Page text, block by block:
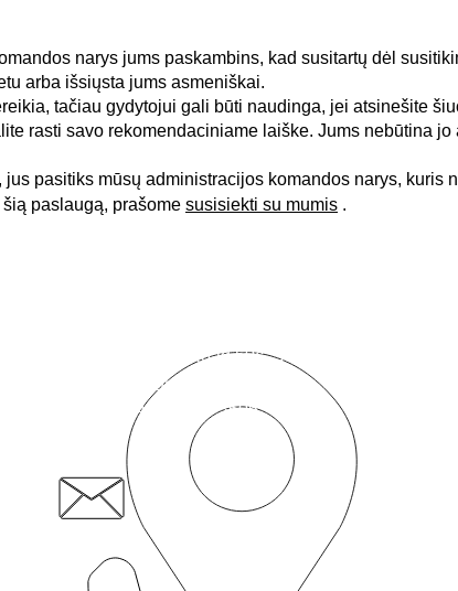
narys jums paskambins, kad susitartų dėl
arba išsiųsta jums asmeniškai.
tačiau gydytojui gali būti naudinga, jei atsinešite
rasti savo rekomendaciniame laiške. Jums nebūtina
pasitiks mūsų administracijos komandos narys, kuris
paslaugą, prašome susisiekti su mumis .
Romford Road 50c, Stratfordas,
patient.first@nhs.net
+44 20 8519 3606